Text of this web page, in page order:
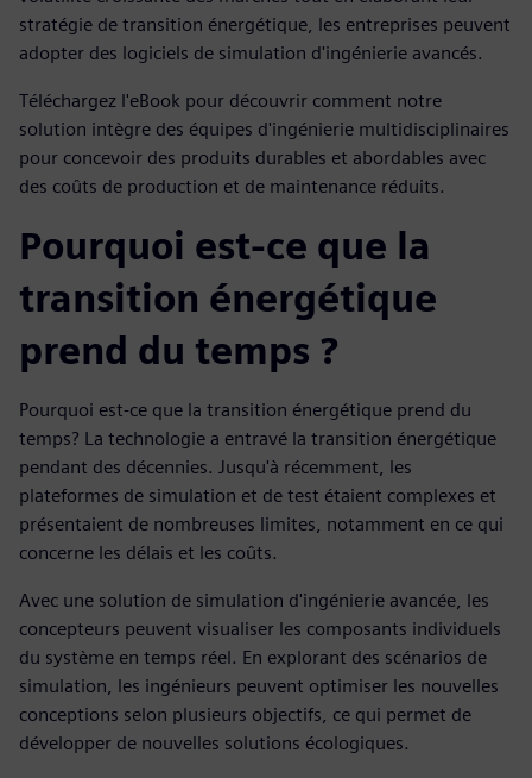
stratégie de transition énergétique, les entreprises peuvent
adopter des logiciels de simulation d'ingénierie avancés.
Téléchargez l'eBook pour découvrir comment notre
solution intègre des équipes d'ingénierie multidisciplinaires
pour concevoir des produits durables et abordables avec
des coûts de production et de maintenance réduits.
Pourquoi est-ce que la
transition énergétique
prend du temps ?
Pourquoi est-ce que la transition énergétique prend du
temps? La technologie a entravé la transition énergétique
pendant des décennies. Jusqu'à récemment, les
plateformes de simulation et de test étaient complexes et
présentaient de nombreuses limites, notamment en ce qui
concerne les délais et les coûts.
Avec une solution de simulation d'ingénierie avancée, les
concepteurs peuvent visualiser les composants individuels
du système en temps réel. En explorant des scénarios de
simulation, les ingénieurs peuvent optimiser les nouvelles
conceptions selon plusieurs objectifs, ce qui permet de
développer de nouvelles solutions écologiques.